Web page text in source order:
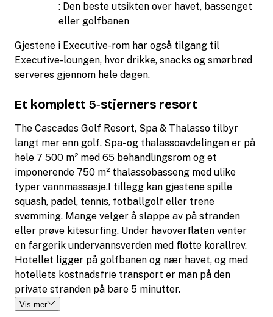
: Den beste utsikten over havet, bassenget
eller golfbanen
Gjestene i Executive-rom har også tilgang til
Executive-loungen, hvor drikke, snacks og smørbrød
serveres gjennom hele dagen.
Et komplett 5‑stjerners resort
The Cascades Golf Resort, Spa & Thalasso tilbyr
langt mer enn golf. Spa- og thalassoavdelingen er på
hele 7 500 m² med 65 behandlingsrom og et
imponerende 750 m² thalassobasseng med ulike
typer vannmassasje.I tillegg kan gjestene spille
squash, padel, tennis, fotballgolf eller trene
svømming. Mange velger å slappe av på stranden
eller prøve kitesurfing. Under havoverflaten venter
en fargerik undervannsverden med flotte korallrev.
Hotellet ligger på golfbanen og nær havet, og med
hotellets kostnadsfrie transport er man på den
private stranden på bare 5 minutter.
Vis mer